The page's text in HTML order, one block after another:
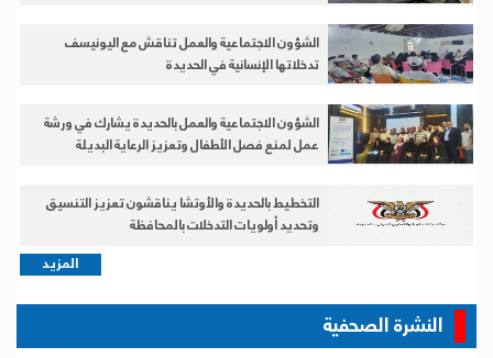
الشؤون الاجتماعية والعمل تناقش مع اليونيسف
تدخلاتها الإنسانية في الحديدة
الشؤون الاجتماعية والعمل بالحديدة يشارك في ورشة
عمل لمنع فصل الأطفال وتعزيز الرعاية البديلة
التخطيط بالحديدة والأوتشا يناقشون تعزيز التنسيق
وتحديد أولويات التدخلات بالمحافظة
المزيد
النشرة الصحفية